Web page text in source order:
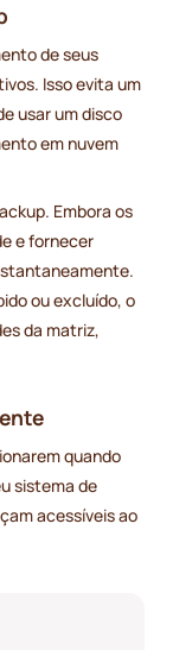
de seus
Isso evita um
usar um disco
em nuvem
Embora os
e fornecer
ou excluído, o
da matriz,
quando
sistema de
acessíveis ao